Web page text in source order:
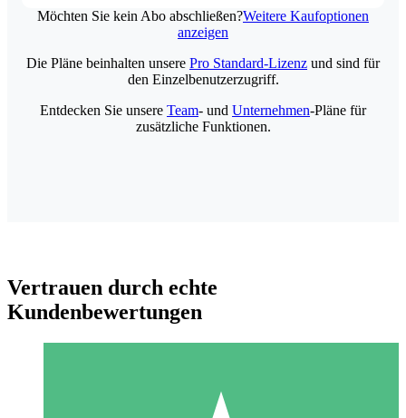
Möchten Sie kein Abo abschließen?Weitere Kaufoptionen
anzeigen
Die Pläne beinhalten unsere Pro Standard-Lizenz und sind für
den Einzelbenutzerzugriff.
Entdecken Sie unsere Team- und Unternehmen-Pläne für
zusätzliche Funktionen.
Vertrauen durch echte
Kundenbewertungen